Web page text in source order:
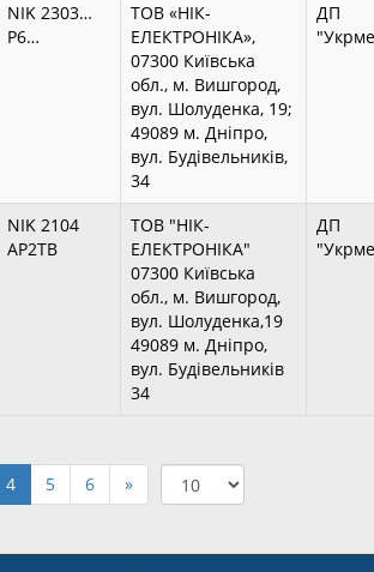
NIK 2303…
P6…
ТОВ «НІК-
ЕЛЕКТРОНІКА»,
07300 Київська
обл., м. Вишгород,
вул. Шолуденка, 19;
49089 м. Дніпро,
вул. Будівельників,
34
ДП
NIK 2104
AP2TB
ТОВ "НІК-
ЕЛЕКТРОНІКА"
07300 Київська
обл., м. Вишгород,
вул. Шолуденка,19
49089 м. Дніпро,
вул. Будівельників
34
ДП
4 5 6 »